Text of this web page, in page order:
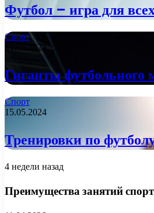
Футбол – игра для
Спорт
21.05.2024
Гиганты футбольного
Спорт
15.05.2024
Тренировки по
4 недели назад
Преимущества занятий